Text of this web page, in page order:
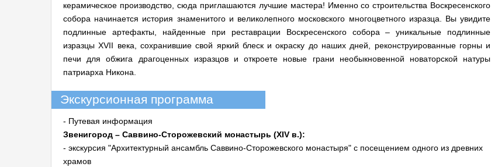
керамическое производство, сюда приглашаются лучшие мастера! Именно со строительства Воскресенского
собора начинается история знаменитого и великолепного московского многоцветного изразца. Вы увидите
подлинные артефакты, найденные при реставрации Воскресенского собора – уникальные подлинные
изразцы XVII века, сохранившие свой яркий блеск и окраску до наших дней, реконструированные горны и
печи для обжига драгоценных изразцов и откроете новые грани необыкновенной новаторской натуры
патриарха Никона.
Экскурсионная программа
- Путевая информация
Звенигород – Саввино-Сторожевский монастырь (XIV в.):
- экскурсия "Архитектурный ансамбль Саввино-Сторожевского монастыря" с посещением одного из древних
храмов